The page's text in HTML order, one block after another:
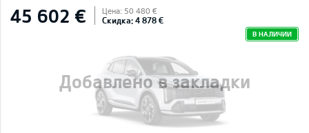
Добавлено в закладки
45 602 € Цена: 50 480 €
Скидка: 4 878 €
В НАЛИЧИИ